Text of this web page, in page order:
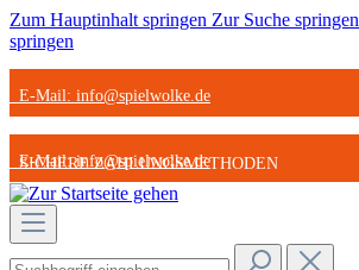
Zum Hauptinhalt springen Zur Suche springen
springen
E-Mail: info@spielwolke.de
SICHERE ZAHLUNGSMETHODEN
STARK REDUZIERTE ARTIKEL
E-Mail: info@spielwolke.de
SICHERE ZAHLUNGSMETHODEN